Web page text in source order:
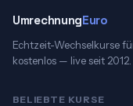
UmrechnungEuro
Echtzeit-Wechselkurse
kostenlos — live seit 2012.
BELIEBTE KURSE